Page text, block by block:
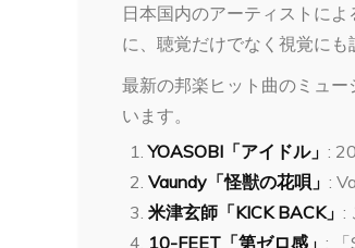
日本国内のアーティストに
に、聴覚だけでなく視覚にも
最新の邦楽ヒット曲のミュ
います。
YOASOBI「アイドル」 :
Vaundy「怪獣の花唄」 :
米津玄師「KICK BACK」 :
10-FEET「第ゼロ感」 :